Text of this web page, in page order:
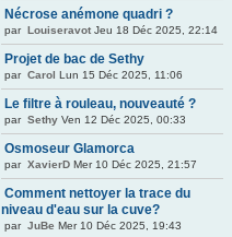
Nécrose anémone quadri ?
par Louiseravot Jeu 18 Déc 2025, 22:14
Projet de bac de Sethy
par Carol Lun 15 Déc 2025, 11:06
Le filtre à rouleau, nouveauté ?
par Sethy Ven 12 Déc 2025, 00:33
Osmoseur Glamorca
par XavierD Mer 10 Déc 2025, 21:57
Comment nettoyer la trace du
niveau d'eau sur la cuve?
par JuBe Mer 10 Déc 2025, 19:43